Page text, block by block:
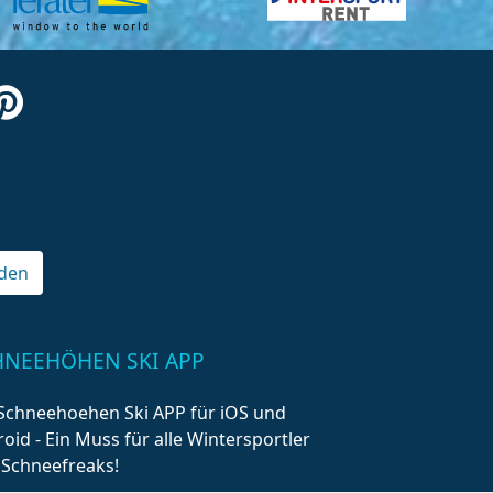
SKI APP
Ski APP für iOS und
- Ein Muss für alle Wintersportler